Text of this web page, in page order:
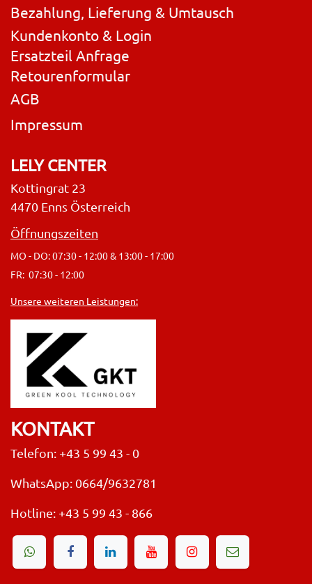
Bezahlung, Lieferung & Umtausch
Kundenkonto & Login
Ersatzteil Anfrage
Retourenformular
AGB
Impressum
LELY CENTER
Kottingrat 23
4470 Enns Österreich
Öffnungszeiten
MO - DO: 07:30 - 12:00 & 13:00 - 17:00
FR: 07:30 - 12:00
Unsere weiteren Leistungen:
KONTAKT
Telefon: +43 5 99 43 - 0
WhatsApp: 0664/9632781
Hotline: +43 5 99 43 - 866